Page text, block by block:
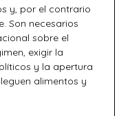
y, por el contrario
Son necesarios
sobre el
exigir la
y la apertura
alimentos y